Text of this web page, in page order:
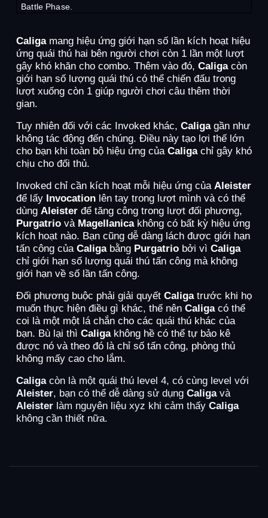
Battle Phase.
Caligamang hiệu ứng giới hạn số lần kích hoạt hiệu
ứng quái thú hai bên người chơi còn 1 lần một lượt
gây khó khăn cho combo. Thêm vào đó, Caligacòn
giới hạn số lượng quái thú có thể chiến đấu trong
lượt xuống còn 1 giúp người chơi câu thêm thời
gian.
Tuy nhiên đối với các Invoked khác, Caligagần như
không tác động đến chúng. Điều này tạo lợi thế lớn
cho bạn khi toàn bộ hiệu ứng của Caligachỉ gây khó
chịu cho đối thủ.
Invoked chỉ cần kích hoạt mỗi hiệu ứng của Aleister
để lấy Invocation lên tay trong lượt mình và có thể
dùng Aleister để tăng công trong lượt đối phương,
Purgatrio và Magellanicakhông có bất kỳ hiệu ứng
kích hoạt nào. Bạn cũng dễ dàng lách được giới hạn
tấn công của Caliga bằng Purgatrio bởi vì Caliga
chỉ giới hạn số lượng quái thú tấn công mà không
giới hạn về số lần tấn công.
Đối phương buộc phải giải quyết Caligatrước khi họ
muốn thực hiện điều gì khác, thế nên Caligacó thể
coi là một một lá chắn cho các quái thú khác của
bạn. Bù lại thì Caliga không hề có thể tự bảo kê
được nó và theo đó là chỉ số tấn công, phòng thủ
không mấy cao cho lắm.
Caligacòn là một quái thú level 4, có cùng level với
Aleister, bạn có thể dễ dàng sử dụng Caliga và
Aleister làm nguyên liệu xyz khi cảm thấy Caliga
không cần thiết nữa.